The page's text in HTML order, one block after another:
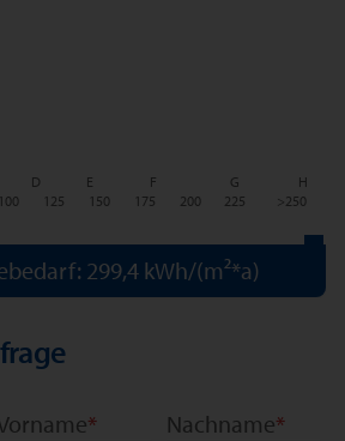
D E F G
H
100 125 150 175 200 225 >250
299,4 kWh/(m²*a)
* Nachname*